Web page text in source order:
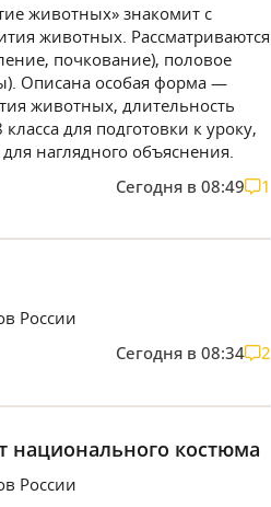
животных» знакомит с
животных. Рассматриваются
почкование), половое
Описана особая форма —
животных, длительность
для подготовки к уроку,
наглядного объяснения.
Сегодня в 08:49 1
России
Сегодня в 08:34 2
национального костюма
России